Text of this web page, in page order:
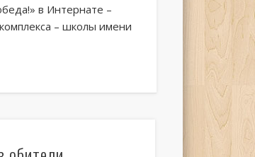
в Интернате –
– школы имени